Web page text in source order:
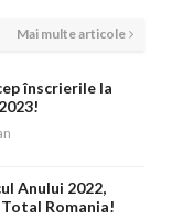
Mai multe articole
înscrierile la
Anului 2022,
Romania!